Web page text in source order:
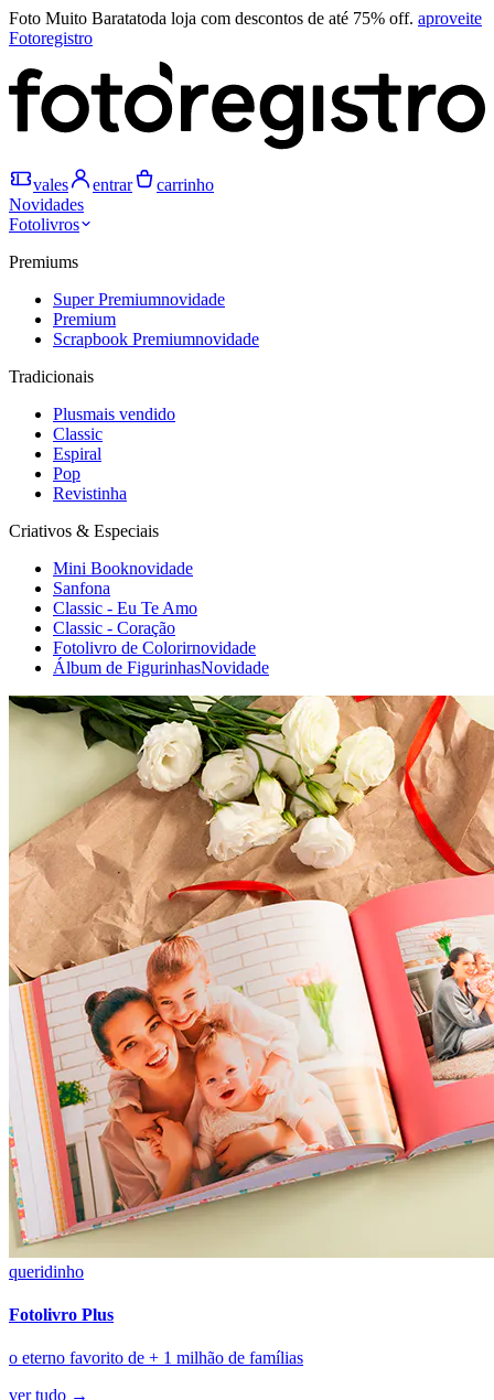
Foto Muito Baratatoda loja com descontos de até 75% off. aproveite
Fotoregistro
vales entrar
carrinho
Novidades
Fotolivros
Premiums
Super Premiumnovidade
Premium
Scrapbook Premiumnovidade
Tradicionais
Plusmais vendido
Classic
Espiral
Pop
Revistinha
Criativos & Especiais
Mini Booknovidade
Sanfona
Classic - Eu Te Amo
Classic - Coração
Fotolivro de Colorirnovidade
Álbum de FigurinhasNovidade
queridinho
Fotolivro Plus
o eterno favorito de + 1 milhão de famílias
ver tudo →